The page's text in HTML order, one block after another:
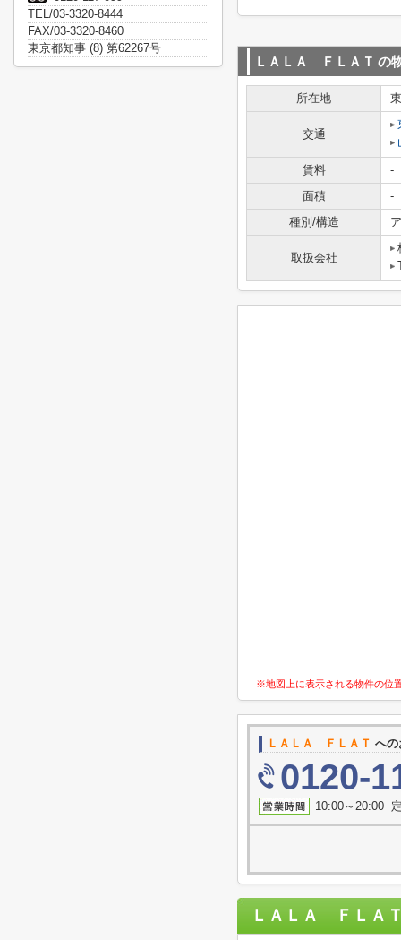
ＬＡＬＡ ＦＬＡＴ の
所在地
交通
賃料
-
面積
-
種別/構造
取扱会社
※地図上に表示される物件の位
ＬＡＬＡ ＦＬＡＴ へ
0120-
10:00～20:00
ＬＡＬＡ ＦＬＡ
TEL/03-3320-8444
FAX/03-3320-8460
東京都知事 (8) 第62267号